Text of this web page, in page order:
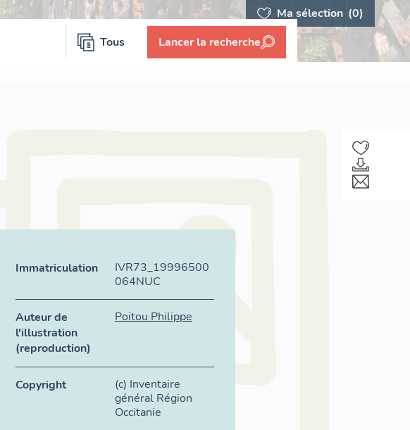
Ma sélection (0)
Tous Lancer la recherche
Immatriculation
IVR73_19996500
064NUC
Auteur de
l'illustration
(reproduction)
Poitou Philippe
Copyright
(c) Inventaire
général Région
Occitanie